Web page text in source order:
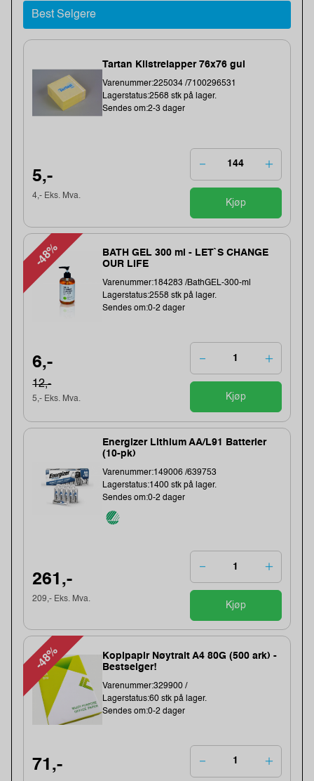
Best Selgere
Tartan Klistrelapper 76x76 gul
Varenummer:225034 /7100296531
Lagerstatus:2568 stk på lager.
Sendes om:2-3 dager
5,-
4,- Eks. Mva.
Kjøp
-48%
BATH GEL 300 ml - LET`S CHANGE
OUR LIFE
Varenummer:184283 /BathGEL-300-ml
Lagerstatus:2558 stk på lager.
Sendes om:0-2 dager
6,-
12,-
5,- Eks. Mva. Kjøp
Energizer Lithium AA/L91 Batterier
(10-pk)
Varenummer:149006 /639753
Lagerstatus:1400 stk på lager.
Sendes om:0-2 dager
261,-
209,- Eks. Mva.
Kjøp
-48%
Kopipapir Nøytralt A4 80G (500 ark) -
Bestselger!
Varenummer:329900 /
Lagerstatus:60 stk på lager.
Sendes om:0-2 dager
71,-